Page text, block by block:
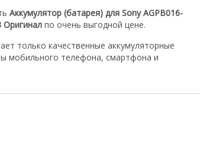
Аккумулятор (батарея) для Sony AGPB016-
Оригинал по очень выгодной цене.
только качественные аккумуляторные
мобильного телефона, смартфона и